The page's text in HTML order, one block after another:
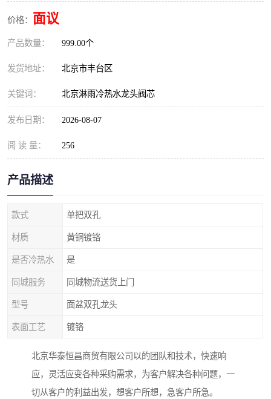
价格： 面议
产品数量： 999.00个
发货地址： 北京市丰台区
关键词： 北京淋雨冷热水龙头阀芯
发布日期： 2026-08-07
阅 读 量： 256
产品描述
款式 单把双孔
材质 黄铜镀铬
是否冷热水 是
同城服务 同城物流送货上门
型号 面盆双孔龙头
表面工艺 镀铬
北京华泰恒昌商贸有限公司以的团队和技术，快速响
应，灵活应变各种采购需求，为客户解决各种问题，一
切从客户的利益出发，想客户所想，急客户所急。